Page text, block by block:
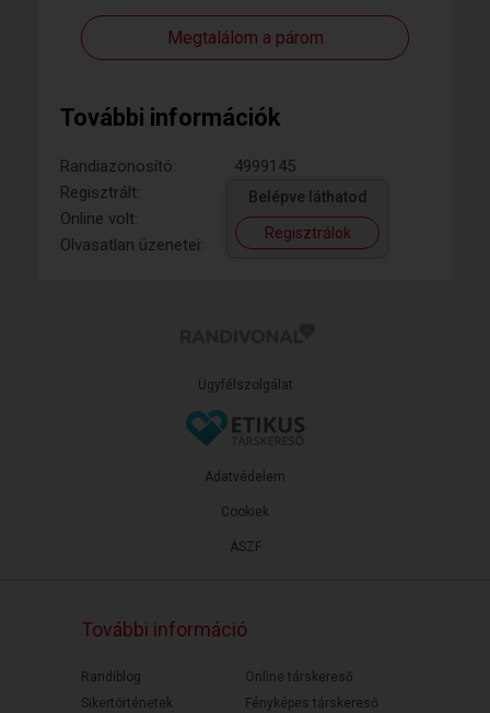
Megtalálom a párom
További információk
Randiazonosító:
4999145
Regisztrált:
Online volt:
Olvasatlan üzenetei:
Belépve láthatod
Regisztrálok
Ügyfélszolgálat
ÁSZF
Adatvédelem
Cookiek
További információ
Randiblog
Sikertörténetek
Online társkereső
Fényképes társkereső